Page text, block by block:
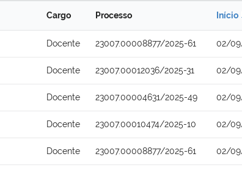
Cargo Processo Início
Docente 23007.00008877/2025-61 02/
Docente 23007.00012036/2025-31 02/
Docente 23007.00004631/2025-49 02/
Docente 23007.00010474/2025-10 02/
Docente 23007.00008877/2025-61 02/